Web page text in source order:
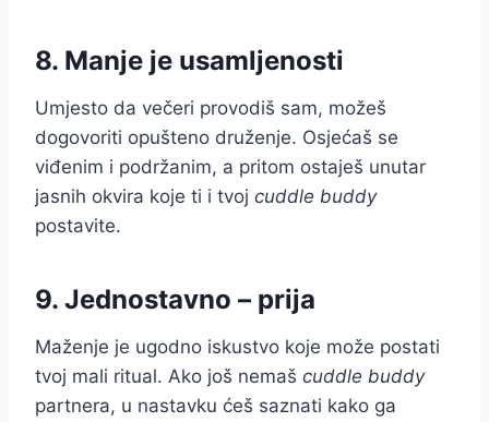
8. Manje je usamljenosti
Umjesto da večeri provodiš sam, možeš
dogovoriti opušteno druženje. Osjećaš se
viđenim i podržanim, a pritom ostaješ unutar
jasnih okvira koje ti i tvoj cuddle buddy
postavite.
9. Jednostavno – prija
Maženje je ugodno iskustvo koje može postati
tvoj mali ritual. Ako još nemaš cuddle buddy
partnera, u nastavku ćeš saznati kako ga